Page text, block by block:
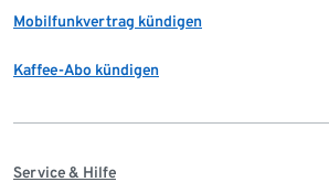
Mobilfunkvertrag kündigen
Kaffee-Abo kündigen
Service & Hilfe